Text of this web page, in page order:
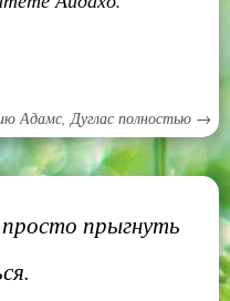
Адамс, Дуглас полностью →
прыгнуть